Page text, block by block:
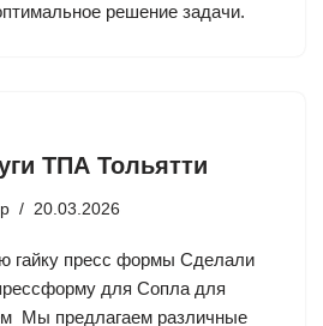
решение задачи.
ТПА Тольятти
20.03.2026
гайку пресс формы Сделали
для Сопла для
Мы предлагаем различные